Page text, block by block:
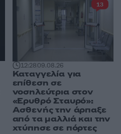
12:2809.08.26
Καταγγελία για
επίθεση σε
νοσηλεύτρια στον
«Ερυθρό Σταυρό»:
Ασθενής την άρπαξε
από τα μαλλιά και την
χτύπησε σε πόρτες
13